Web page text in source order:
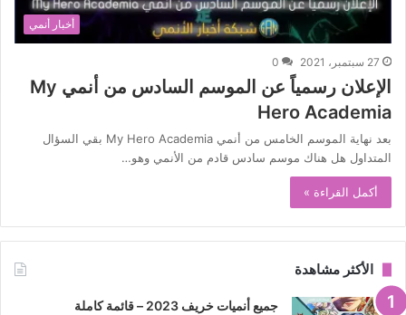
أخبار أنمي
27 سبتمبر، 2021 0
الإعلان رسمياً عن الموسم السادس من أنمي My
Hero Academia
بعد نهاية الموسم الخامس من أنمي My Hero Academia بقي السؤال
المتداول هل هناك موسم سادس قادم من الأنمي وهو…
أكمل القراءة »
الأكثر مشاهدة
جميع أنميات خريف 2023 – قائمة كاملة